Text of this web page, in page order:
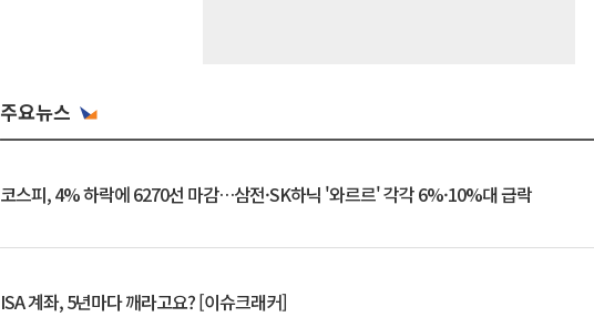
주요뉴스
코스피, 4% 하락에 6270선 마감…삼전·SK하닉 '와르르' 각각 6%·10%대 급락
ISA 계좌, 5년마다 깨라고요? [이슈크래커]